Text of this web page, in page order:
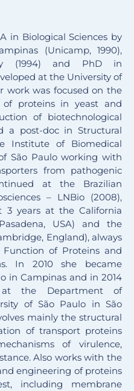
in Biological Sciences by
(Unicamp, 1990),
(1994) and PhD in
at the University of
work was focused on the
of proteins in yeast and
of biotechnological
a post-doc in Structural
Institute of Biomedical
São Paulo working with
from pathogenic
at the Brazilian
– LNBio (2008),
3 years at the California
USA) and the
England), always
of Proteins and
In 2010 she became
in Campinas and in 2014
at the Department of
of São Paulo in São
mainly the structural
of transport proteins
of virulence,
Also works with the
engineering of proteins
including membrane